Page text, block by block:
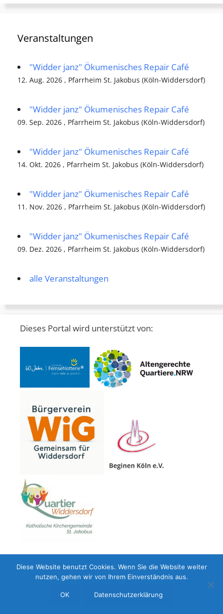
Veranstaltungen
"Widder janz" Ökumenisches Repair Café
12. Aug. 2026 , Pfarrheim St. Jakobus (Köln-Widdersdorf)
"Widder janz" Ökumenisches Repair Café
09. Sep. 2026 , Pfarrheim St. Jakobus (Köln-Widdersdorf)
"Widder janz" Ökumenisches Repair Café
14. Okt. 2026 , Pfarrheim St. Jakobus (Köln-Widdersdorf)
"Widder janz" Ökumenisches Repair Café
11. Nov. 2026 , Pfarrheim St. Jakobus (Köln-Widdersdorf)
"Widder janz" Ökumenisches Repair Café
09. Dez. 2026 , Pfarrheim St. Jakobus (Köln-Widdersdorf)
alle Veranstaltungen
Dieses Portal wird unterstützt von:
© 2026 Redaktion der Quartiersplattform Köln-Widdersdorf
Diese Website benutzt Cookies. Wenn Sie die Website weiter
nutzen, gehen wir von Ihrem Einverständnis aus.
OK Datenschutzerklärung